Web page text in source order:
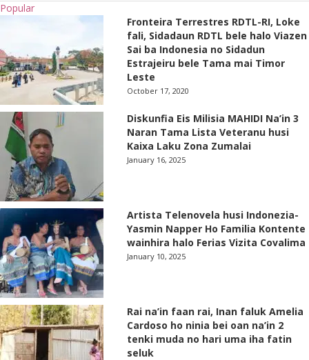
Popular
Fronteira Terrestres RDTL-RI, Loke
fali, Sidadaun RDTL bele halo Viazen
Sai ba Indonesia no Sidadun
Estrajeiru bele Tama mai Timor
Leste
October 17, 2020
Diskunfia Eis Milisia MAHIDI Na’in 3
Naran Tama Lista Veteranu husi
Kaixa Laku Zona Zumalai
January 16, 2025
Artista Telenovela husi Indonezia-
Yasmin Napper Ho Familia Kontente
wainhira halo Ferias Vizita Covalima
January 10, 2025
Rai na’in faan rai, Inan faluk Amelia
Cardoso ho ninia bei oan na’in 2
tenki muda no hari uma iha fatin
seluk